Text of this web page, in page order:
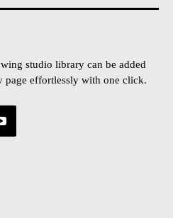
studio library can be added
page effortlessly with one click.